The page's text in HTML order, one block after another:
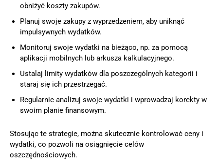
obniżyć koszty zakupów.
Planuj swoje zakupy z wyprzedzeniem, aby uniknąć
impulsywnych wydatków.
Monitoruj swoje wydatki na bieżąco, np. za pomocą
aplikacji mobilnych lub arkusza kalkulacyjnego.
Ustalaj limity wydatków dla poszczególnych kategorii i
staraj się ich przestrzegać.
Regularnie analizuj swoje wydatki i wprowadzaj korekty w
swoim planie finansowym.
Stosując te strategie, można skutecznie kontrolować ceny i
wydatki, co pozwoli na osiągnięcie celów
oszczędnościowych.